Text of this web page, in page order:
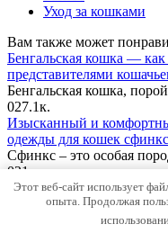
Уход за кошками
Вам также может
Бенгальская кошка —
представителями
Бенгальская кошка,
027.1к.
Изысканный и
одежды для кошек
Сфинкс – это особая
021к.
Питомник бенгальских
подлинную, здоровую и
Кошки – это поистине
Этот веб-сайт использует
опыта. Продолжая